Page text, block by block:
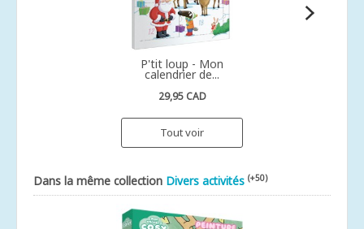
P'tit loup - Mon
calendrier de...
29,95 CAD
Tout voir
Dans la même collection Divers activités (+50)